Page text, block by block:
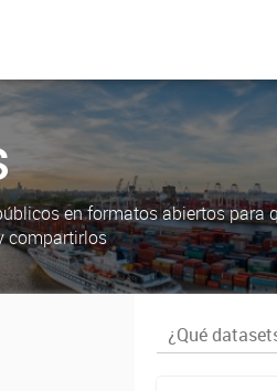
en formatos abiertos para
compartirlos